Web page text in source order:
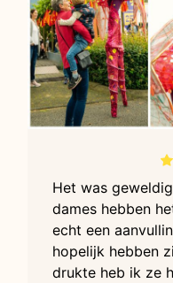
Het was
dames hebben
echt een
hopelijk hebben
drukte heb ik ze